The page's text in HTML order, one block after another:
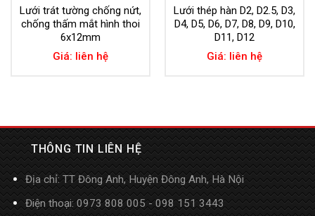
Lưới trát tường chống nứt,
chống thấm mắt hình thoi
6x12mm
Giá: liên hệ
Lưới thép hàn D2, D2.5, D3,
D4, D5, D6, D7, D8, D9, D10,
D11, D12
Giá: liên hệ
THÔNG TIN LIÊN HỆ
Địa chỉ: TT Đông Anh, Huyện Đông Anh, Hà Nội
Điện thoại: 0973 808 005 - 098 151 3443